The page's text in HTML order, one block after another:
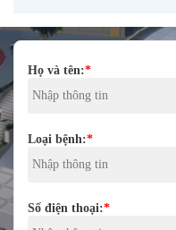
Họ và tên:*
Loại bệnh:*
Số điện thoại:*